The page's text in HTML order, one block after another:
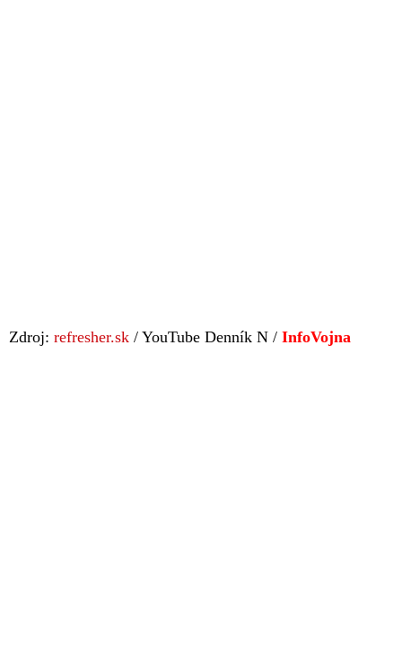
Zdroj: refresher.sk / YouTube Denník N / InfoVojna